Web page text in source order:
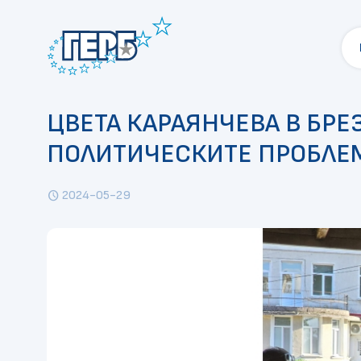
ЦВЕТА КАРАЯНЧЕВА В
ПОЛИТИЧЕСКИТЕ
schedule 2024-05-29